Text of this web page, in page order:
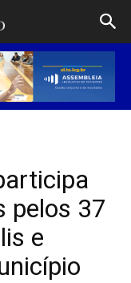
pelos 37
e